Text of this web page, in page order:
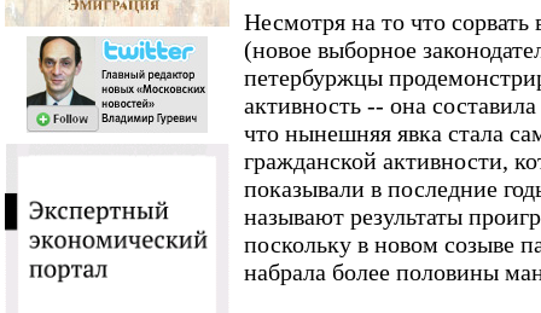
Несмотря на то что
(новое выборное
петербуржцы
активность -- она
что нынешняя явка стала
гражданской активности,
показывали в последние
называют результаты
поскольку в новом созыве
набрала более половины